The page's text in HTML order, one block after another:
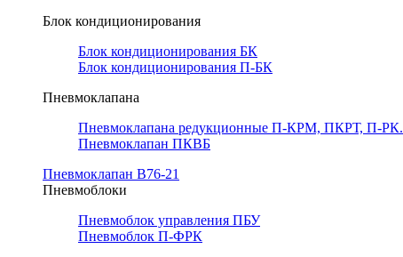
Блок кондиционирования
Блок кондиционирования БК
Блок кондиционирования П-БК
Пневмоклапана
Пневмоклапана редукционные П-КРМ, ПКРТ, П-РК.
Пневмоклапан ПКВБ
Пневмоклапан В76-21
Пневмоблоки
Пневмоблок управления ПБУ
Пневмоблок П-ФРК